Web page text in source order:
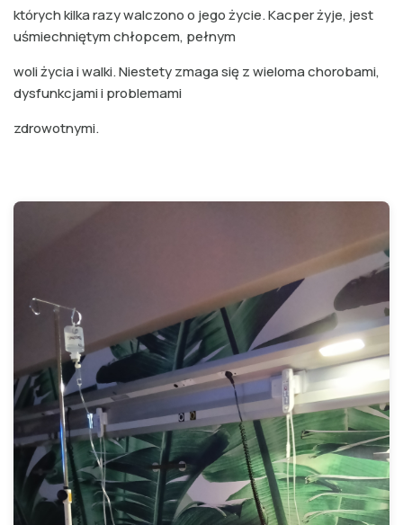
których kilka razy walczono o jego życie. Kacper żyje, jest
uśmiechniętym chłopcem, pełnym
woli życia i walki. Niestety zmaga się z wieloma chorobami,
dysfunkcjami i problemami
zdrowotnymi.